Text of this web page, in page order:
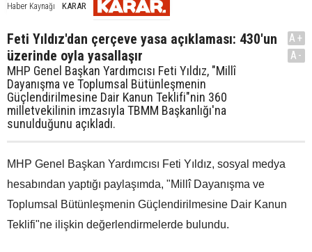
Haber Kaynağı KARAR
Feti Yıldız'dan çerçeve yasa açıklaması: 430'un
üzerinde oyla yasallaşır
MHP Genel Başkan Yardımcısı Feti Yıldız, "Millî
Dayanışma ve Toplumsal Bütünleşmenin
Güçlendirilmesine Dair Kanun Teklifi"nin 360
milletvekilinin imzasıyla TBMM Başkanlığı'na
sunulduğunu açıkladı.
A+
A-
MHP Genel Başkan Yardımcısı Feti Yıldız, sosyal medya
hesabından yaptığı paylaşımda, "Millî Dayanışma ve
Toplumsal Bütünleşmenin Güçlendirilmesine Dair Kanun
Teklifi"ne ilişkin değerlendirmelerde bulundu.